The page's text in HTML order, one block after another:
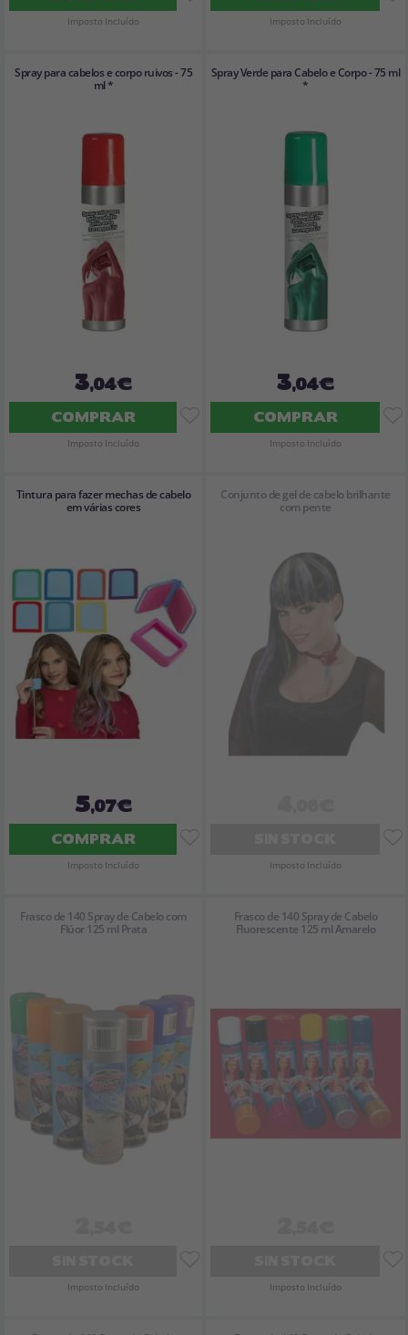
Imposto Incluído Imposto Incluído
Spray para cabelos e corpo ruivos - 75
ml *
3,04€
COMPRAR
Imposto Incluído
Spray Verde para Cabelo e Corpo - 75 ml
*
3,04€
COMPRAR
Imposto Incluído
Tintura para fazer mechas de cabelo
em várias cores
5,07€
COMPRAR
Imposto Incluído
Conjunto de gel de cabelo brilhante
com pente
Imposto Incluído
Frasco de 140 Spray de Cabelo com
Flúor 125 ml Prata
Imposto Incluído
Frasco de 140 Spray de Cabelo
Fluorescente 125 ml Amarelo
Imposto Incluído